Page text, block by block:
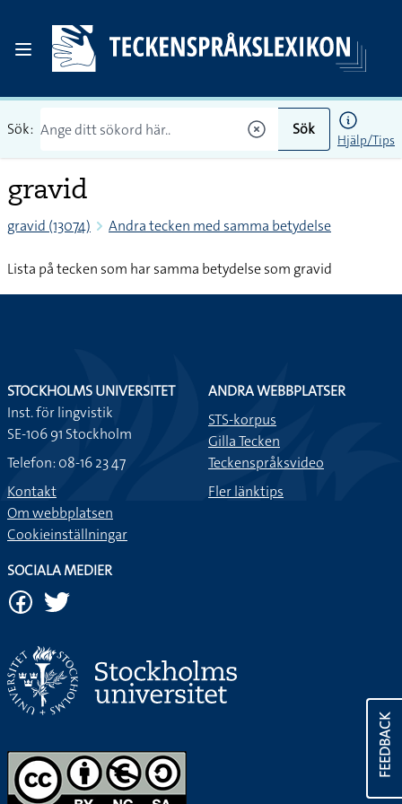
Sök: Sök
Hjälp/Tips
gravid
gravid (13074) Andra tecken med samma betydelse
Lista på tecken som har samma betydelse som gravid
FEEDBACK
STOCKHOLMS UNIVERSITET
Inst. för lingvistik
SE-106 91 Stockholm
Telefon: 08-16 23 47
Kontakt
Om webbplatsen
Cookieinställningar
ANDRA WEBBPLATSER
STS-korpus
Gilla Tecken
Teckenspråksvideo
Fler länktips
SOCIALA MEDIER